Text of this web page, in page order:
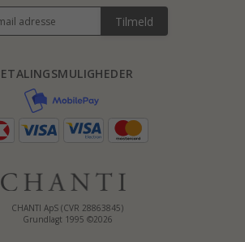
CHANTI ApS (CVR 28863845)
Grundlagt 1995 ©2026
Tilmeld